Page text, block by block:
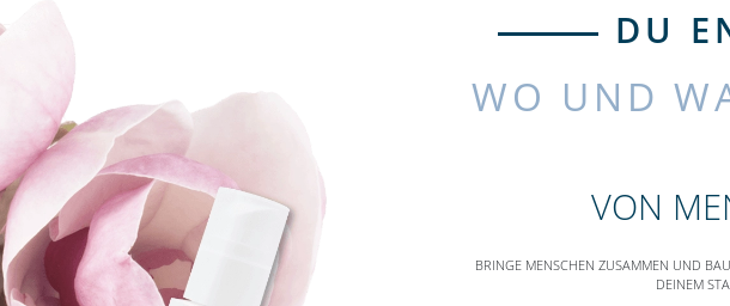
DU
WO UND
VON
BRINGE MENSCHEN ZUSAMMEN UND
EINEM